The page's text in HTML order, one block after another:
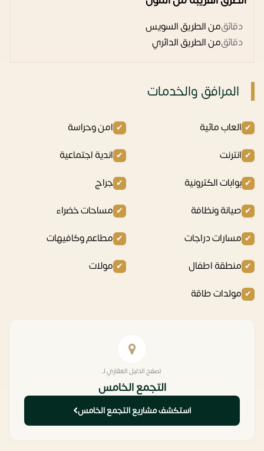
دقائقمن الطريق السويس
دقائقمن الطريق الدائري
المرافق والخدمات
العاب مائية
امن وحراسة
انترنت
اندية اجتماعية
بوابات الكترونية
جراج
صيانة ونظافة
مساحات خضراء
مسارات دراجات
مطاعم وكافيهات
منطقة اطفال
مولات
مولدات طاقة
تصفح الدليل العقاري لـ
التجمع الخامس
استكشف مشاريع التجمع الخامس